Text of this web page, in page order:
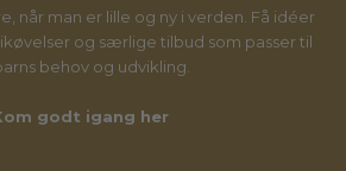
når man er lille og ny i verden. Få idéer
og særlige tilbud som passer til
behov og udvikling.
godt igang her